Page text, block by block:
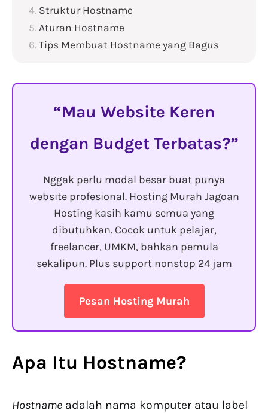
Struktur Hostname
Aturan Hostname
Tips Membuat Hostname yang Bagus
Mau Website Keren
dengan Budget Terbatas?
Nggak perlu modal besar buat punya
website profesional. Hosting Murah Jagoan
Hosting kasih kamu semua yang
dibutuhkan. Cocok untuk pelajar,
freelancer, UMKM, bahkan pemula
sekalipun. Plus support nonstop 24 jam
Pesan Hosting Murah
Apa Itu Hostname?
Hostname adalah nama komputer atau label